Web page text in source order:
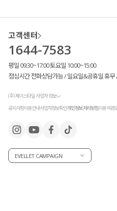
고객센터
1644-7583
평일 09:30~17:00 토요일 10:00~15:00
점심시간 전화상담가능 / 일요일&공휴일 휴무
(주) 제이스타일 사업자 정보
공지사항이용안내사업자정보확인개인정보처리방침이용약관
EVELLET CAMPAIGN